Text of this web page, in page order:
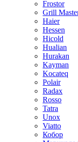
Frostor
Grill
Haier
Hessen
Hicold
Hualian
Hurakan
Kayman
Kocateq
Polair
Radax
Rosso
Tatra
Unox
Viatto
Кобор